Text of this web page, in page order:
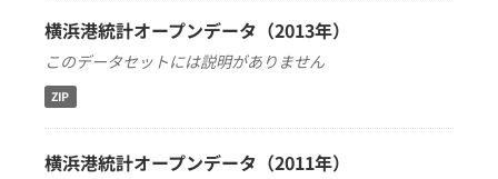
横浜港統計オープンデータ（2013年）
このデータセットには説明がありません
ZIP
横浜港統計オープンデータ（2011年）